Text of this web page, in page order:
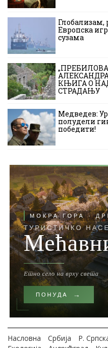
Глобализам,
Европска
сузама
КЊИГА О
СТРАДАЊУ
Медведев:
полудели
победити!
Насловна Србија Р.